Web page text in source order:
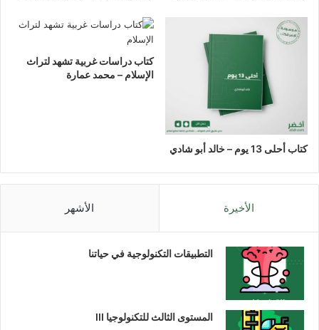
كتاب أحلى 13 يوم – خالد أبو شادي
كتاب دراسات غربية تشهد لتراث
الإسلام – محمد عمارة
الأخيرة الأشهر
التطبيقات التكنولوجية في حياتنا
المستوى الثالث للتكنولوجيا III